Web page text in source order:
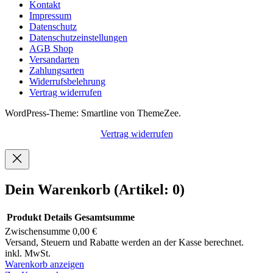
Kontakt
Impressum
Datenschutz
Datenschutzeinstellungen
AGB Shop
Versandarten
Zahlungsarten
Widerrufsbelehrung
Vertrag widerrufen
WordPress-Theme: Smartline von ThemeZee.
Vertrag widerrufen
Dein Warenkorb (Artikel: 0)
Produkte
im
Produkt Details Gesamtsumme
Zwischensumme 0,00 €
Versand, Steuern und Rabatte werden an der Kasse berechnet.
inkl. MwSt.
Warenkorb anzeigen